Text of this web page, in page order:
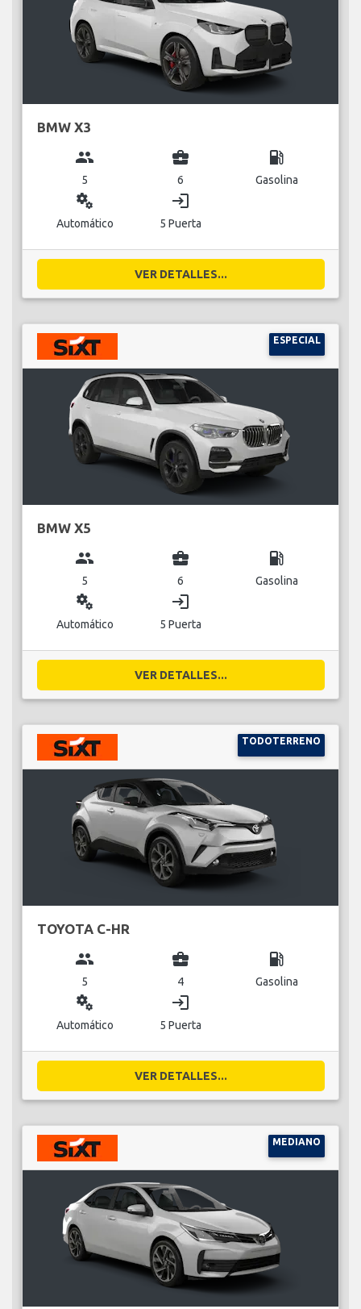
BMW X3
group
5
business_center
6
local_gas_station
Gasolina
miscellaneous_services
Automático
login
5 Puerta
VER DETALLES...
ESPECIAL
BMW X5
group
5
business_center
6
local_gas_station
Gasolina
miscellaneous_services
Automático
login
5 Puerta
VER DETALLES...
TODOTERRENO
TOYOTA C-HR
group
5
business_center
4
local_gas_station
Gasolina
miscellaneous_services
Automático
login
5 Puerta
VER DETALLES...
MEDIANO